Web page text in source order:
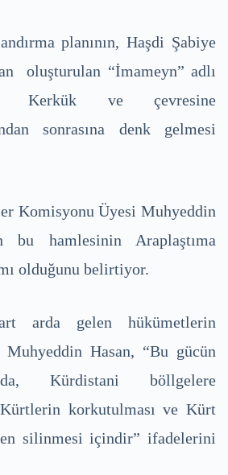
planının, Haşdi Şabiye
oluşturulan “İmameyn” adlı
Kerkük ve çevresine
sonrasına denk gelmesi
Komisyonu Üyesi Muhyeddin
bu hamlesinin Araplaştıma
olduğunu belirtiyor.
arda gelen hükümetlerin
Hasan, “Bu gücün
da, Kürdistani böllgelere
korkutulması ve Kürt
silinmesi içindir” ifadelerini